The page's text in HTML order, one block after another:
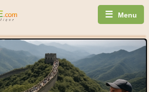
☰ Menu